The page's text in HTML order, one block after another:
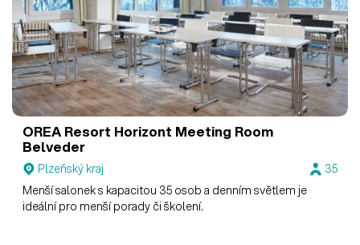
OREA Resort Horizont Meeting Room
Belveder
Plzeňský kraj
35
Menší salonek s kapacitou 35 osob a denním světlem je
ideální pro menší porady či školení.